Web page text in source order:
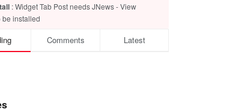
: Widget Tab Post needs JNews - View
be installed
Comments Latest